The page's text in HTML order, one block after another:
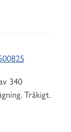
340
Tråkigt.